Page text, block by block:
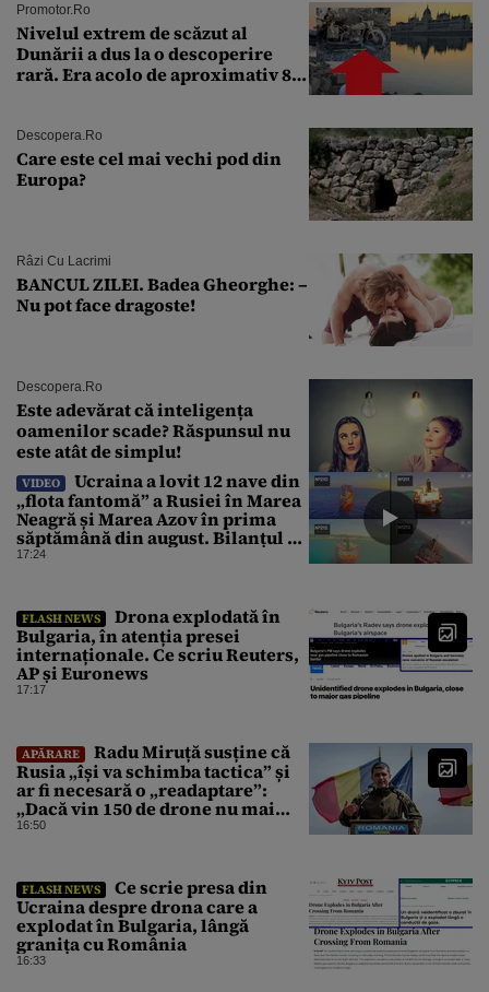
Promotor.ro
Nivelul extrem de scăzut al
Dunării a dus la o descoperire
rară. Era acolo de aproximativ 80
Descopera.ro
Care este cel mai vechi pod din
Europa?
Râzi Cu Lacrimi
BANCUL ZILEI. Badea Gheorghe: –
Nu pot face dragoste!
Descopera.ro
Este adevărat că inteligența
oamenilor scade? Răspunsul nu
este atât de simplu!
VIDEO
Ucraina a lovit 12 nave din
„flota fantomă” a Rusiei în Marea
Neagră și Marea Azov în prima
săptămână din august. Bilanțul a
ajuns la 218
17:24
FLASH NEWS
Drona explodată în
Bulgaria, în atenția presei
internaționale. Ce scriu Reuters,
AP și Euronews
17:17
APĂRARE
Radu Miruță susține că
Rusia „își va schimba tactica” și
ar fi necesară o „readaptare”:
„Dacă vin 150 de drone nu mai
suntem pe timp de pace”
16:50
FLASH NEWS
Ce scrie presa din
Ucraina despre drona care a
explodat în Bulgaria, lângă
granița cu România
16:33